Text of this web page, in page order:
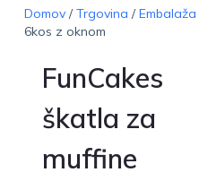
Domov/Trgovina /Embalaža
6kos z oknom
FunCakes
škatla za
muffine